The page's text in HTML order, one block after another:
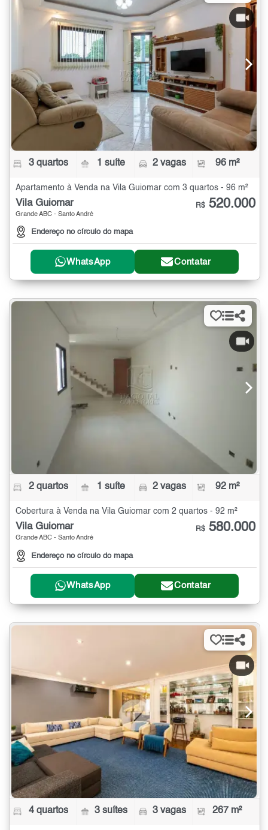
3 quartos 1 suíte 2 vagas 96 m²
Apartamento à Venda na Vila Guiomar com 3 quartos - 96 m²
Vila Guiomar
Grande ABC - Santo André
Endereço no círculo do mapa
R$ 520.000
WhatsApp Contatar
2 quartos 1 suíte 2 vagas 92 m²
Cobertura à Venda na Vila Guiomar com 2 quartos - 92 m²
Vila Guiomar
Grande ABC - Santo André
Endereço no círculo do mapa
R$ 580.000
WhatsApp Contatar
4 quartos 3 suítes 3 vagas 267 m²